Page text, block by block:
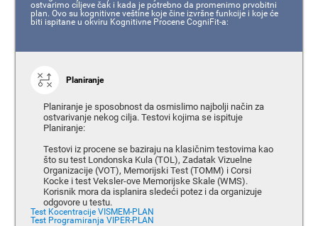
ostvarimo ciljeve čak i kada je potrebno da promenimo prvobitni
plan. Ovo su kognitivne veštine koje čine izvršne funkcije i koje će
biti ispitane u okviru Kognitivne Procene CogniFit-a:
Planiranje
Planiranje je sposobnost da osmislimo najbolji način za
ostvarivanje nekog cilja. Testovi kojima se ispituje
Planiranje:
Testovi iz procene se baziraju na klasičnim testovima kao
što su test Londonska Kula (TOL), Zadatak Vizuelne
Organizacije (VOT), Memorijski Test (TOMM) i Corsi
Kocke i test Veksler-ove Memorijske Skale (WMS).
Korisnik mora da isplanira sledeći potez i da organizuje
odgovore u testu.
Test Kocentracije VISMEM-PLAN
Test Programiranja VIPER-PLAN